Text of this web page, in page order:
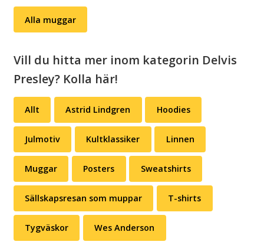
Texas
Chain
mängd
Alla muggar
Vill du hitta mer inom kategorin Delvis
Presley? Kolla här!
Allt Astrid Lindgren Hoodies
Julmotiv Kultklassiker Linnen
Muggar Posters Sweatshirts
Sällskapsresan som muppar T-shirts
Tygväskor Wes Anderson